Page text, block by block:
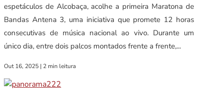
espetáculos de Alcobaça, acolhe a primeira Maratona de
Bandas Antena 3, uma iniciativa que promete 12 horas
consecutivas de música nacional ao vivo. Durante um
único dia, entre dois palcos montados frente a frente,...
Out 16, 2025 | 2 min leitura